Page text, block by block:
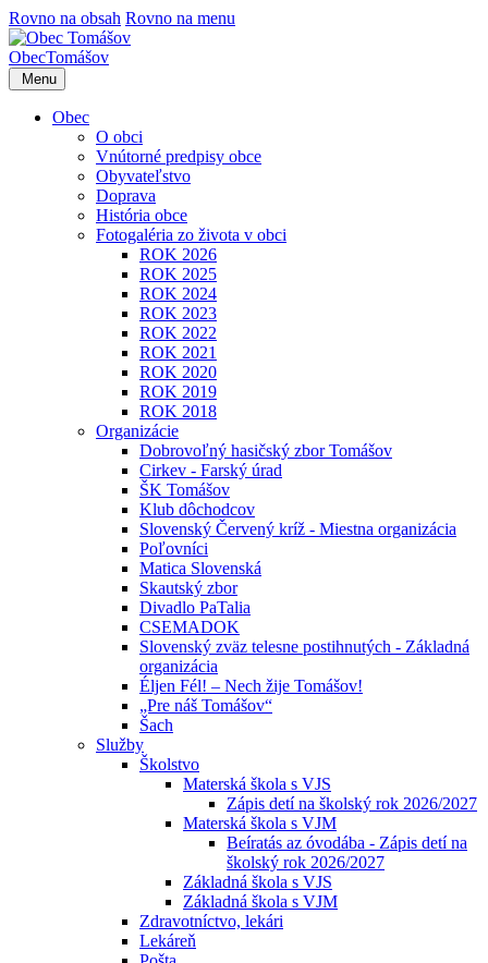
Rovno na obsah Rovno na menu
ObecTomášov
Menu
Obec
O obci
Vnútorné predpisy obce
Obyvateľstvo
Doprava
História obce
Fotogaléria zo života v obci
ROK 2026
ROK 2025
ROK 2024
ROK 2023
ROK 2022
ROK 2021
ROK 2020
ROK 2019
ROK 2018
Organizácie
Dobrovoľný hasičský zbor Tomášov
Cirkev - Farský úrad
ŠK Tomášov
Klub dôchodcov
Slovenský Červený kríž - Miestna organizácia
Poľovníci
Matica Slovenská
Skautský zbor
Divadlo PaTalia
CSEMADOK
Slovenský zväz telesne postihnutých - Základná
organizácia
Éljen Fél! – Nech žije Tomášov!
„Pre náš Tomášov“
Šach
Služby
Školstvo
Materská škola s VJS
Zápis detí na školský rok 2026/2027
Materská škola s VJM
Beíratás az óvodába - Zápis detí na
školský rok 2026/2027
Základná škola s VJS
Základná škola s VJM
Zdravotníctvo, lekári
Lekáreň